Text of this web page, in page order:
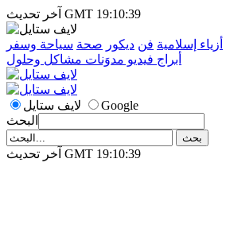
آخر تحديث GMT 19:10:39
أزياء إسلامية فن ديكور صحة سياحة وسفر
أبراج فيديو مدوَنات مشاكل وحلول
لايف ستايل
Google
البحث
آخر تحديث GMT 19:10:39